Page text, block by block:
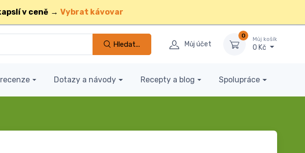
v ceně → Vybrat kávovar
Hledat... Můj účet
0
Můj košík
0 Kč
Dotazy a návody Recepty a blog Spolupráce